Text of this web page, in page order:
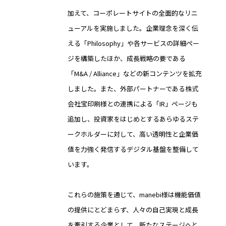
加えて、コーポレートサイトの全面的なリニ
ューアルを実施しました。企業理念を深く伝
える「Philosophy」や各サービスの詳細ペー
ジを構築したほか、成長戦略の要である
「M&A / Alliance」などの新コンテンツを拡充
しました。また、外部パートナーである株式
会社宝印刷様との連携による「IR」ページも
追加し、投資家をはじめとするあらゆるステ
ークホルダーに対して、高い透明性と企業価
値を力強く発信するデジタル基盤を整備して
います。
これらの施策を通じて、manebi様は機能価値
の提供にとどまらず、人々の自己実現と成長